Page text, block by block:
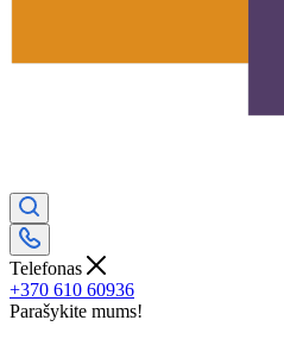
Telefonas
+370 610 60936
Parašykite mums!